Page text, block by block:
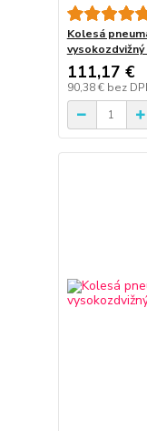
Kolesá
vysokozdvižný
111,17 €
90,38 € bez